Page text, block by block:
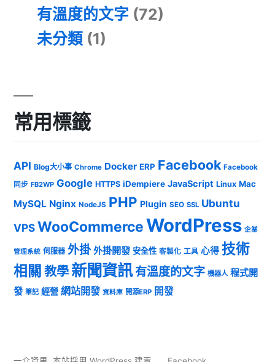
有溫度的文字 (72)
未分類 (1)
常用標籤
API Blog大小事 Chrome Docker ERP Facebook Facebook
同步 FB2WP Google HTTPS iDempiere JavaScript Linux Mac
MySQL Nginx NodeJS PHP Plugin SEO SSL Ubuntu
VPSWooCommerceWordPress 企業
管理系統 伺服器 外掛 外掛開發 安全性 客製化 工具 心得 技術
相關 教學 新聞資訊有溫度的文字 機器人 程式開
發 筆記 經營 網站開發 資料庫 開源ERP 開發